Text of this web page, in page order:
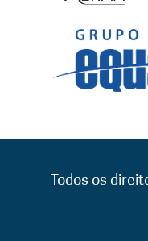
Todos os